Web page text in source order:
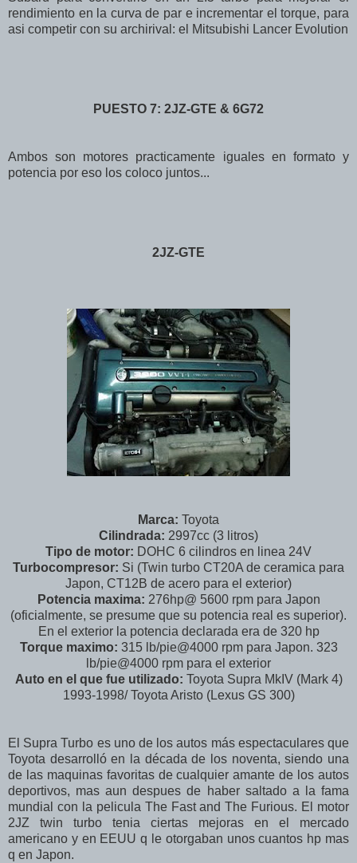
rendimiento en la curva de par e incrementar el torque, para
asi competir con su archirival: el Mitsubishi Lancer Evolution
PUESTO 7: 2JZ-GTE & 6G72
Ambos son motores practicamente iguales en formato y
potencia por eso los coloco juntos...
2JZ-GTE
Marca: Toyota
Cilindrada: 2997cc (3 litros)
Tipo de motor: DOHC 6 cilindros en linea 24V
Turbocompresor: Si (Twin turbo CT20A de ceramica para
Japon, CT12B de acero para el exterior)
Potencia maxima: 276hp@ 5600 rpm para Japon
(oficialmente, se presume que su potencia real es superior).
En el exterior la potencia declarada era de 320 hp
Torque maximo: 315 lb/pie@4000 rpm para Japon. 323
lb/pie@4000 rpm para el exterior
Auto en el que fue utilizado: Toyota Supra MkIV (Mark 4)
1993-1998/ Toyota Aristo (Lexus GS 300)
El Supra Turbo es uno de los autos más espectaculares que
Toyota desarrolló en la década de los noventa, siendo una
de las maquinas favoritas de cualquier amante de los autos
deportivos, mas aun despues de haber saltado a la fama
mundial con la pelicula The Fast and The Furious. El motor
2JZ twin turbo tenia ciertas mejoras en el mercado
americano y en EEUU q le otorgaban unos cuantos hp mas
q en Japon.